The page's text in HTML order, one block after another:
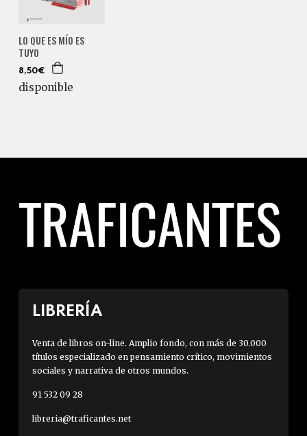
LO QUE ES MÍO ES
TUYO
8,50€
disponible
LIBRERÍA
Venta de libros on-line. Amplio fondo, con más de 30.000
títulos especializado en pensamiento crítico, movimientos
sociales y narrativa de otros mundos.
91 532 09 28
libreria@traficantes.net